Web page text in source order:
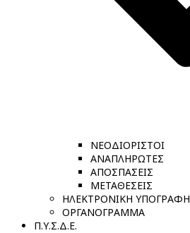
ΝΕΟΔΙΟΡΙΣΤΟΙ
ΑΝΑΠΛΗΡΩΤΕΣ
ΑΠΟΣΠΑΣΕΙΣ
ΜΕΤΑΘΕΣΕΙΣ
ΗΛΕΚΤΡΟΝΙΚΗ ΥΠΟΓΡΑΦΗ
ΟΡΓΑΝΟΓΡΑΜΜΑ
Π.Υ.Σ.Δ.Ε.